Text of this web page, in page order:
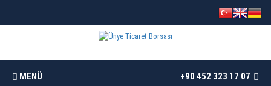
MENÜ +90 452 323 17 07